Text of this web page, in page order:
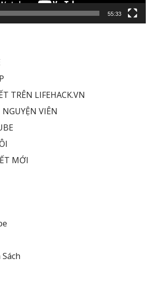
55:33
TRÊN LIFEHACK.VN
VIÊN
MỚI